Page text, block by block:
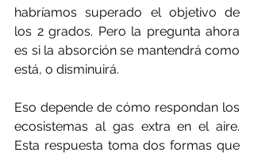
habríamos superado el objetivo de
los 2 grados. Pero la pregunta ahora
es si la absorción se mantendrá como
está, o disminuirá.
Eso depende de cómo respondan los
ecosistemas al gas extra en el aire.
Esta respuesta toma dos formas que